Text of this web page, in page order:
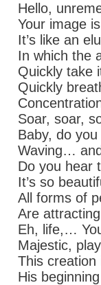
Hello,
Your image
It’s like an
In which the
Quickly take
Quickly
Soar, soar,
Baby, do
Waving…
Do you hear
It’s so
All forms of
Are
Eh, life,…
Majestic,
This creation
His